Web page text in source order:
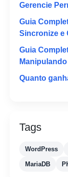
Gerencie
Guia
Sincronize e
Guia
Quanto
Tags
WordPress
MariaDB